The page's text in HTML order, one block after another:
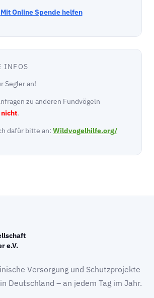
Mit Online Spende helfen
INFOS
Segler an!
zu anderen Fundvögeln
nicht.
dafür bitte an: Wildvogelhilfe.org/
e.V.
Versorgung und Schutzprojekte
Deutschland – an jedem Tag im Jahr.